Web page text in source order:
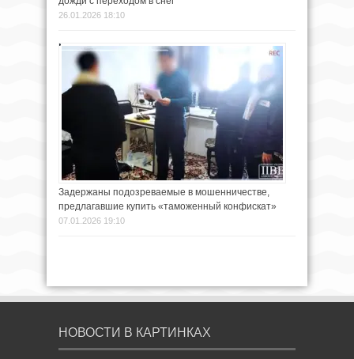
26.01.2026 18:10
Задержаны подозреваемые в мошенничестве,
предлагавшие купить «таможенный конфискат»
07.01.2026 19:10
НОВОСТИ В КАРТИНКАХ